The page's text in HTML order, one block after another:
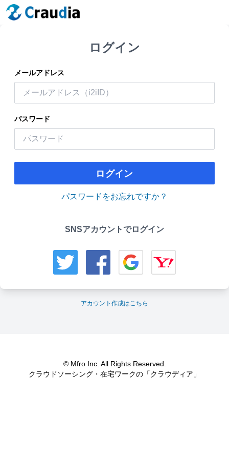
ログイン
メールアドレス
パスワード
ログイン
パスワードをお忘れですか？
SNSアカウントでログイン
アカウント作成はこちら
© Mfro Inc. All Rights Reserved.
クラウドソーシング・在宅ワークの「クラウディア」